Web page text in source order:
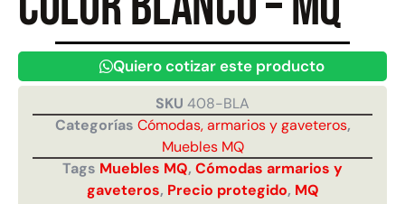
Quiero cotizar este producto
SKU 408-BLA
Categorías Cómodas, armarios y gaveteros,
Muebles MQ
Tags Muebles MQ, Cómodas armarios y
gaveteros, Precio protegido, MQ
Agregar al carrito